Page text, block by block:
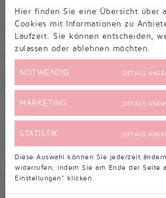
Unsere
Hier finden Sie eine Übersicht über
Cookies mit Informationen zu
Laufzeit. Sie können entscheiden,
zulassen oder ablehnen möchten.
NOTWENDIG DETAILS
MARKETING DETAILS
STATISTIK DETAILS
Diese Auswahl können Sie jederzeit
widerrufen, indem Sie am Ende der Seite
Einstellungen" klicken.